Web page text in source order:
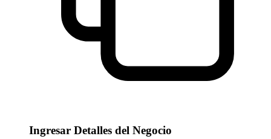
Ingresar Detalles del Negocio